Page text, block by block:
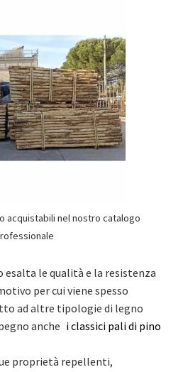
acquistabili nel nostro catalogo
esalta le qualità e la resistenza
per cui viene spesso
ad altre tipologie di legno
anche i classici pali di pino
proprietà repellenti,